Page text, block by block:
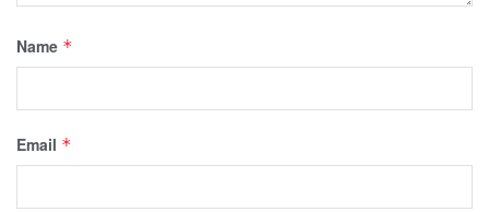
Name *
Email *